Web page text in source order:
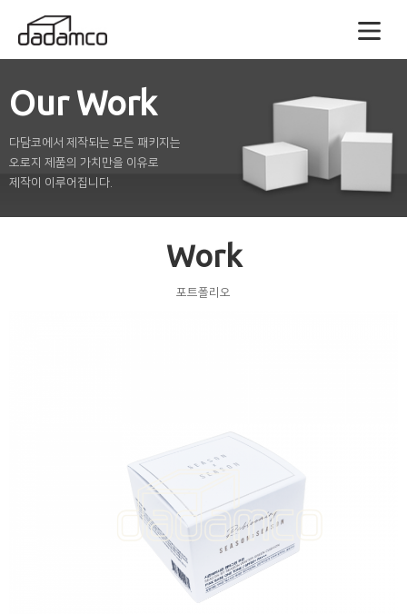
Our Work
다담코에서 제작되는 모든 패키지는
오로지 제품의 가치만을 이유로
제작이 이루어집니다.
Work
포트폴리오